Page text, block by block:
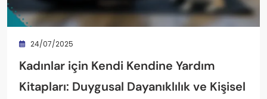
24/07/2025
Kadınlar için Kendi Kendine Yardım
Kitapları: Duygusal Dayanıklılık ve Kişisel